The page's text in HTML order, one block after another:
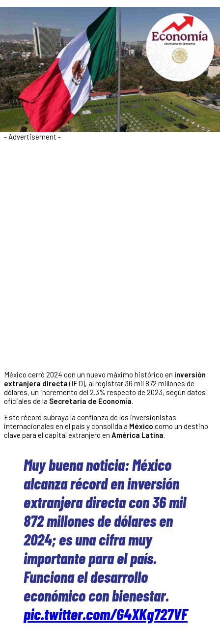
- Advertisement -
México cerró 2024 con un nuevo máximo histórico en inversión
extranjera directa(IED), al registrar 36 mil 872 millones de
dólares, un incremento del 2.3% respecto de 2023, según datos
oficiales de la Secretaría de Economía.
Este récord subraya la confianza de los inversionistas
internacionales en el país y consolida a México como un destino
clave para el capital extranjero en América Latina.
Muy buena noticia: México
alcanza récord en inversión
extranjera directa con 36 mil
872 millones de dólares en
2024; es una cifra muy
importante para el país.
Funciona el desarrollo
económico con bienestar.
pic.twitter.com/G4XKg727VF